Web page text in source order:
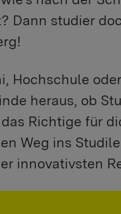
Dann studier
Hochschule
heraus, ob
Richtige für
Weg ins
innovativsten